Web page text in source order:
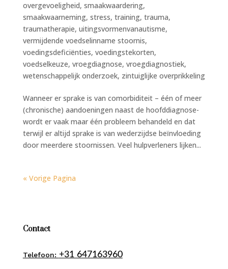
overgevoeligheid, smaakwaardering,
smaakwaarneming, stress, training, trauma,
traumatherapie, uitingsvormenvanautisme,
vermijdende voedselinname stoornis,
voedingsdeficiënties, voedingstekorten,
voedselkeuze, vroegdiagnose, vroegdiagnostiek,
wetenschappelijk onderzoek, zintuiglijke overprikkeling
Wanneer er sprake is van comorbiditeit – één of meer
(chronische) aandoeningen naast de hoofddiagnose-
wordt er vaak maar één probleem behandeld en dat
terwijl er altijd sprake is van wederzijdse beïnvloeding
door meerdere stoornissen. Veel hulpverleners lijken...
« Vorige Pagina
Contact
Telefoon: +31 647163960